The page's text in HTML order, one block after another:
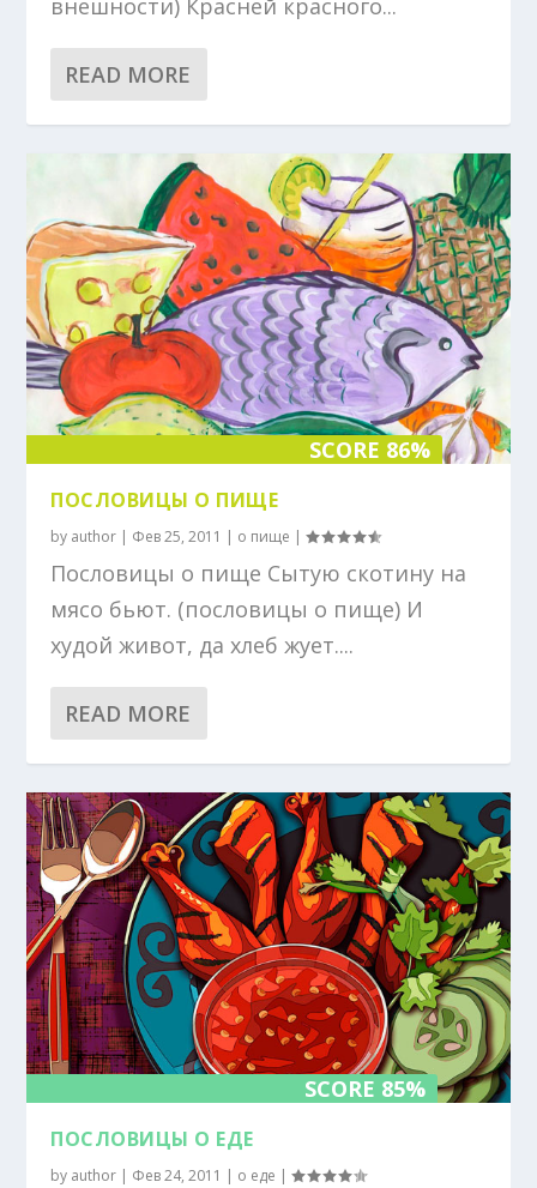
внешности) Красней красного...
READ MORE
SCORE 86%
ПОСЛОВИЦЫ О ПИЩЕ
by author | Фев 25, 2011 | о пище |
Пословицы о пище Сытую скотину на
мясо бьют. (пословицы о пище) И
худой живот, да хлеб жует....
READ MORE
SCORE 85%
ПОСЛОВИЦЫ О ЕДЕ
by author | Фев 24, 2011 | о еде |